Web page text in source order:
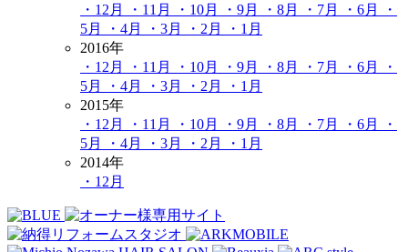
・12月
・11月 ・10月 ・9月 ・8月 ・7月 ・6月
・
5月
・4月 ・3月 ・2月
・1月
2016年
・12月
・11月 ・10月 ・9月 ・8月 ・7月 ・6月
・
5月
・4月 ・3月 ・2月
・1月
2015年
・12月
・11月 ・10月 ・9月 ・8月 ・7月 ・6月
・
5月
・4月 ・3月 ・2月
・1月
2014年
・12月